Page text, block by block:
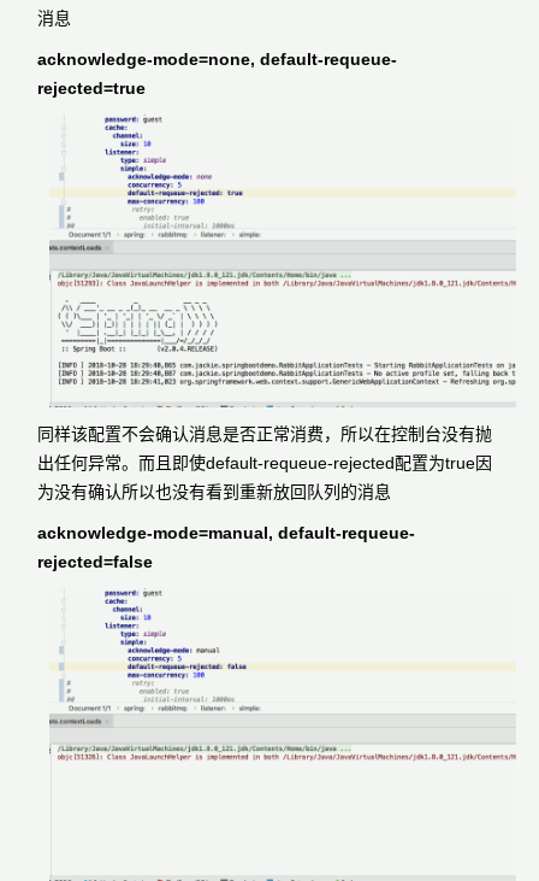
消息
acknowledge-mode=none, default-requeue-
rejected=true
同样该配置不会确认消息是否正常消费，所以在控制台没有抛
出任何异常。而且即使default-requeue-rejected配置为true因
为没有确认所以也没有看到重新放回队列的消息
acknowledge-mode=manual, default-requeue-
rejected=false